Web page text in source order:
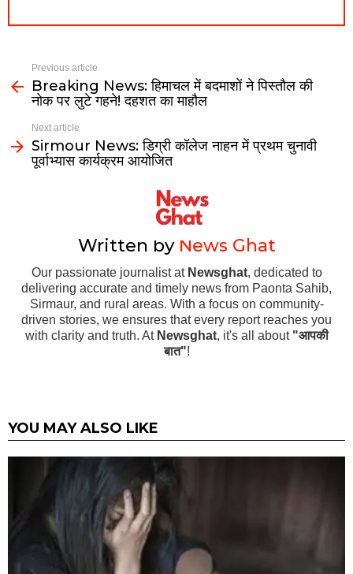
Previous article
Breaking News: हिमाचल में बदमाशों ने पिस्तौल की
नोक पर लुटे गहने! दहशत का माहौल
Next article
Sirmour News: डिग्री कॉलेज नाहन में प्रथम चुनावी
पूर्वाभ्यास कार्यक्रम आयोजित
Written by News Ghat
Our passionate journalist at Newsghat, dedicated to
delivering accurate and timely news from Paonta Sahib,
Sirmaur, and rural areas. With a focus on community-
driven stories, we ensures that every report reaches you
with clarity and truth. At Newsghat, it's all about "आपकी
बात"!
YOU MAY ALSO LIKE